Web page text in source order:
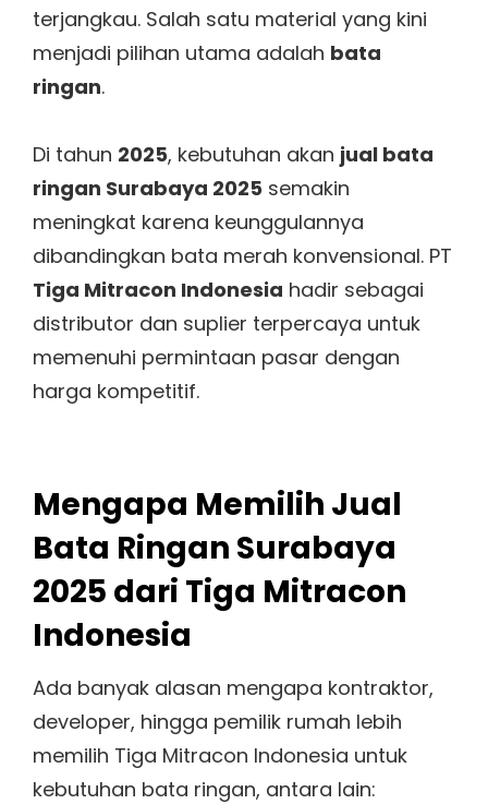
terjangkau. Salah satu material yang kini
menjadi pilihan utama adalah bata
ringan.
Di tahun 2025, kebutuhan akan jual bata
ringan Surabaya 2025 semakin
meningkat karena keunggulannya
dibandingkan bata merah konvensional. PT
Tiga Mitracon Indonesia hadir sebagai
distributor dan suplier terpercaya untuk
memenuhi permintaan pasar dengan
harga kompetitif.
Mengapa Memilih Jual
Bata Ringan Surabaya
2025 dari Tiga Mitracon
Indonesia
Ada banyak alasan mengapa kontraktor,
developer, hingga pemilik rumah lebih
memilih Tiga Mitracon Indonesia untuk
kebutuhan bata ringan, antara lain: